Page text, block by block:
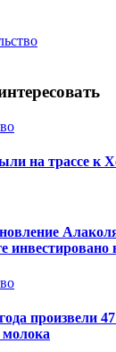
на трассе к
инвестировано
произвели